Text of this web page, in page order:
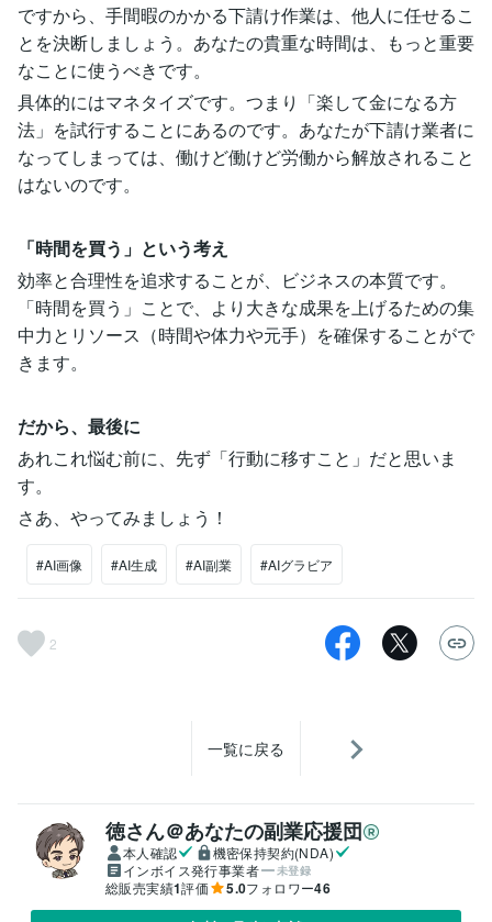
ですから、手間暇のかかる下請け作業は、他人に任せるこ
とを決断しましょう。あなたの貴重な時間は、もっと重要
なことに使うべきです。
具体的にはマネタイズです。つまり「楽して金になる方
法」を試行することにあるのです。あなたが下請け業者に
なってしまっては、働けど働けど労働から解放されること
はないのです。
「時間を買う」という考え
効率と合理性を追求することが、ビジネスの本質です。
「時間を買う」ことで、より大きな成果を上げるための集
中力とリソース（時間や体力や元手）を確保することがで
きます。
だから、最後に
あれこれ悩む前に、先ず「行動に移すこと」だと思いま
す。
さあ、やってみましょう！
#AI画像 #AI生成 #AI副業 #AIグラビア
2
一覧に戻る
徳さん＠あなたの副業応援団
本人確認
機密保持契約(NDA)
インボイス発行事業者
未登録
総販売実績1評価 5.0フォロワー46